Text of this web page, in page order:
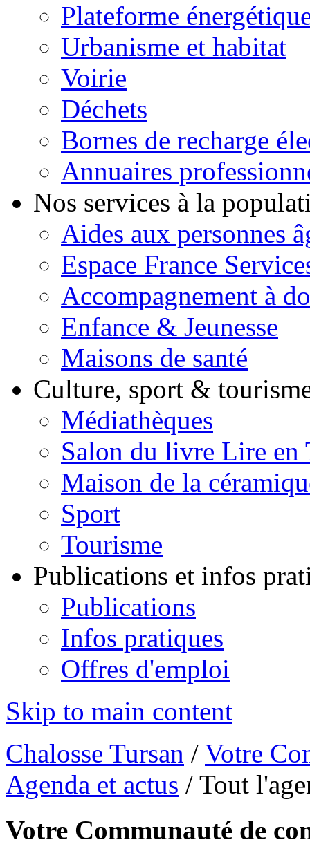
Plateforme
Urbanisme et habitat
Voirie
Déchets
Bornes de recharge
Annuaires
Nos services à la
Aides aux personnes
Espace France
Accompagnement à
Enfance & Jeunesse
Maisons de santé
Culture, sport &
Médiathèques
Salon du livre Lire en
Maison de la
Sport
Tourisme
Publications et infos
Publications
Infos pratiques
Offres d'emploi
Skip to main content
Chalosse Tursan / Votre
Agenda et actus / Tout
Votre Communauté de